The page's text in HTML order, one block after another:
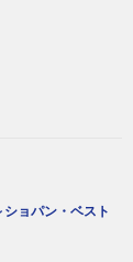
ョパン・ベスト